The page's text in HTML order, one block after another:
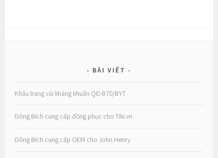
BÀI VIẾT
Khẩu trang vải kháng khuẩn QĐ-870/BYT
Đông Bích cung cấp đồng phục cho Tiki.vn
Đông Bích cung cấp OEM cho John Henry